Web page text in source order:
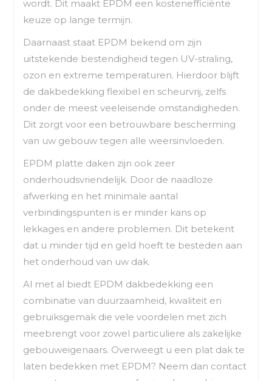
wordt. Dit maakt EPDM een kostenefficiënte
keuze op lange termijn.
Daarnaast staat EPDM bekend om zijn
uitstekende bestendigheid tegen UV-straling,
ozon en extreme temperaturen. Hierdoor blijft
de dakbedekking flexibel en scheurvrij, zelfs
onder de meest veeleisende omstandigheden.
Dit zorgt voor een betrouwbare bescherming
van uw gebouw tegen alle weersinvloeden.
EPDM platte daken zijn ook zeer
onderhoudsvriendelijk. Door de naadloze
afwerking en het minimale aantal
verbindingspunten is er minder kans op
lekkages en andere problemen. Dit betekent
dat u minder tijd en geld hoeft te besteden aan
het onderhoud van uw dak.
Al met al biedt EPDM dakbedekking een
combinatie van duurzaamheid, kwaliteit en
gebruiksgemak die vele voordelen met zich
meebrengt voor zowel particuliere als zakelijke
gebouweigenaars. Overweegt u een plat dak te
laten bedekken met EPDM? Neem dan contact